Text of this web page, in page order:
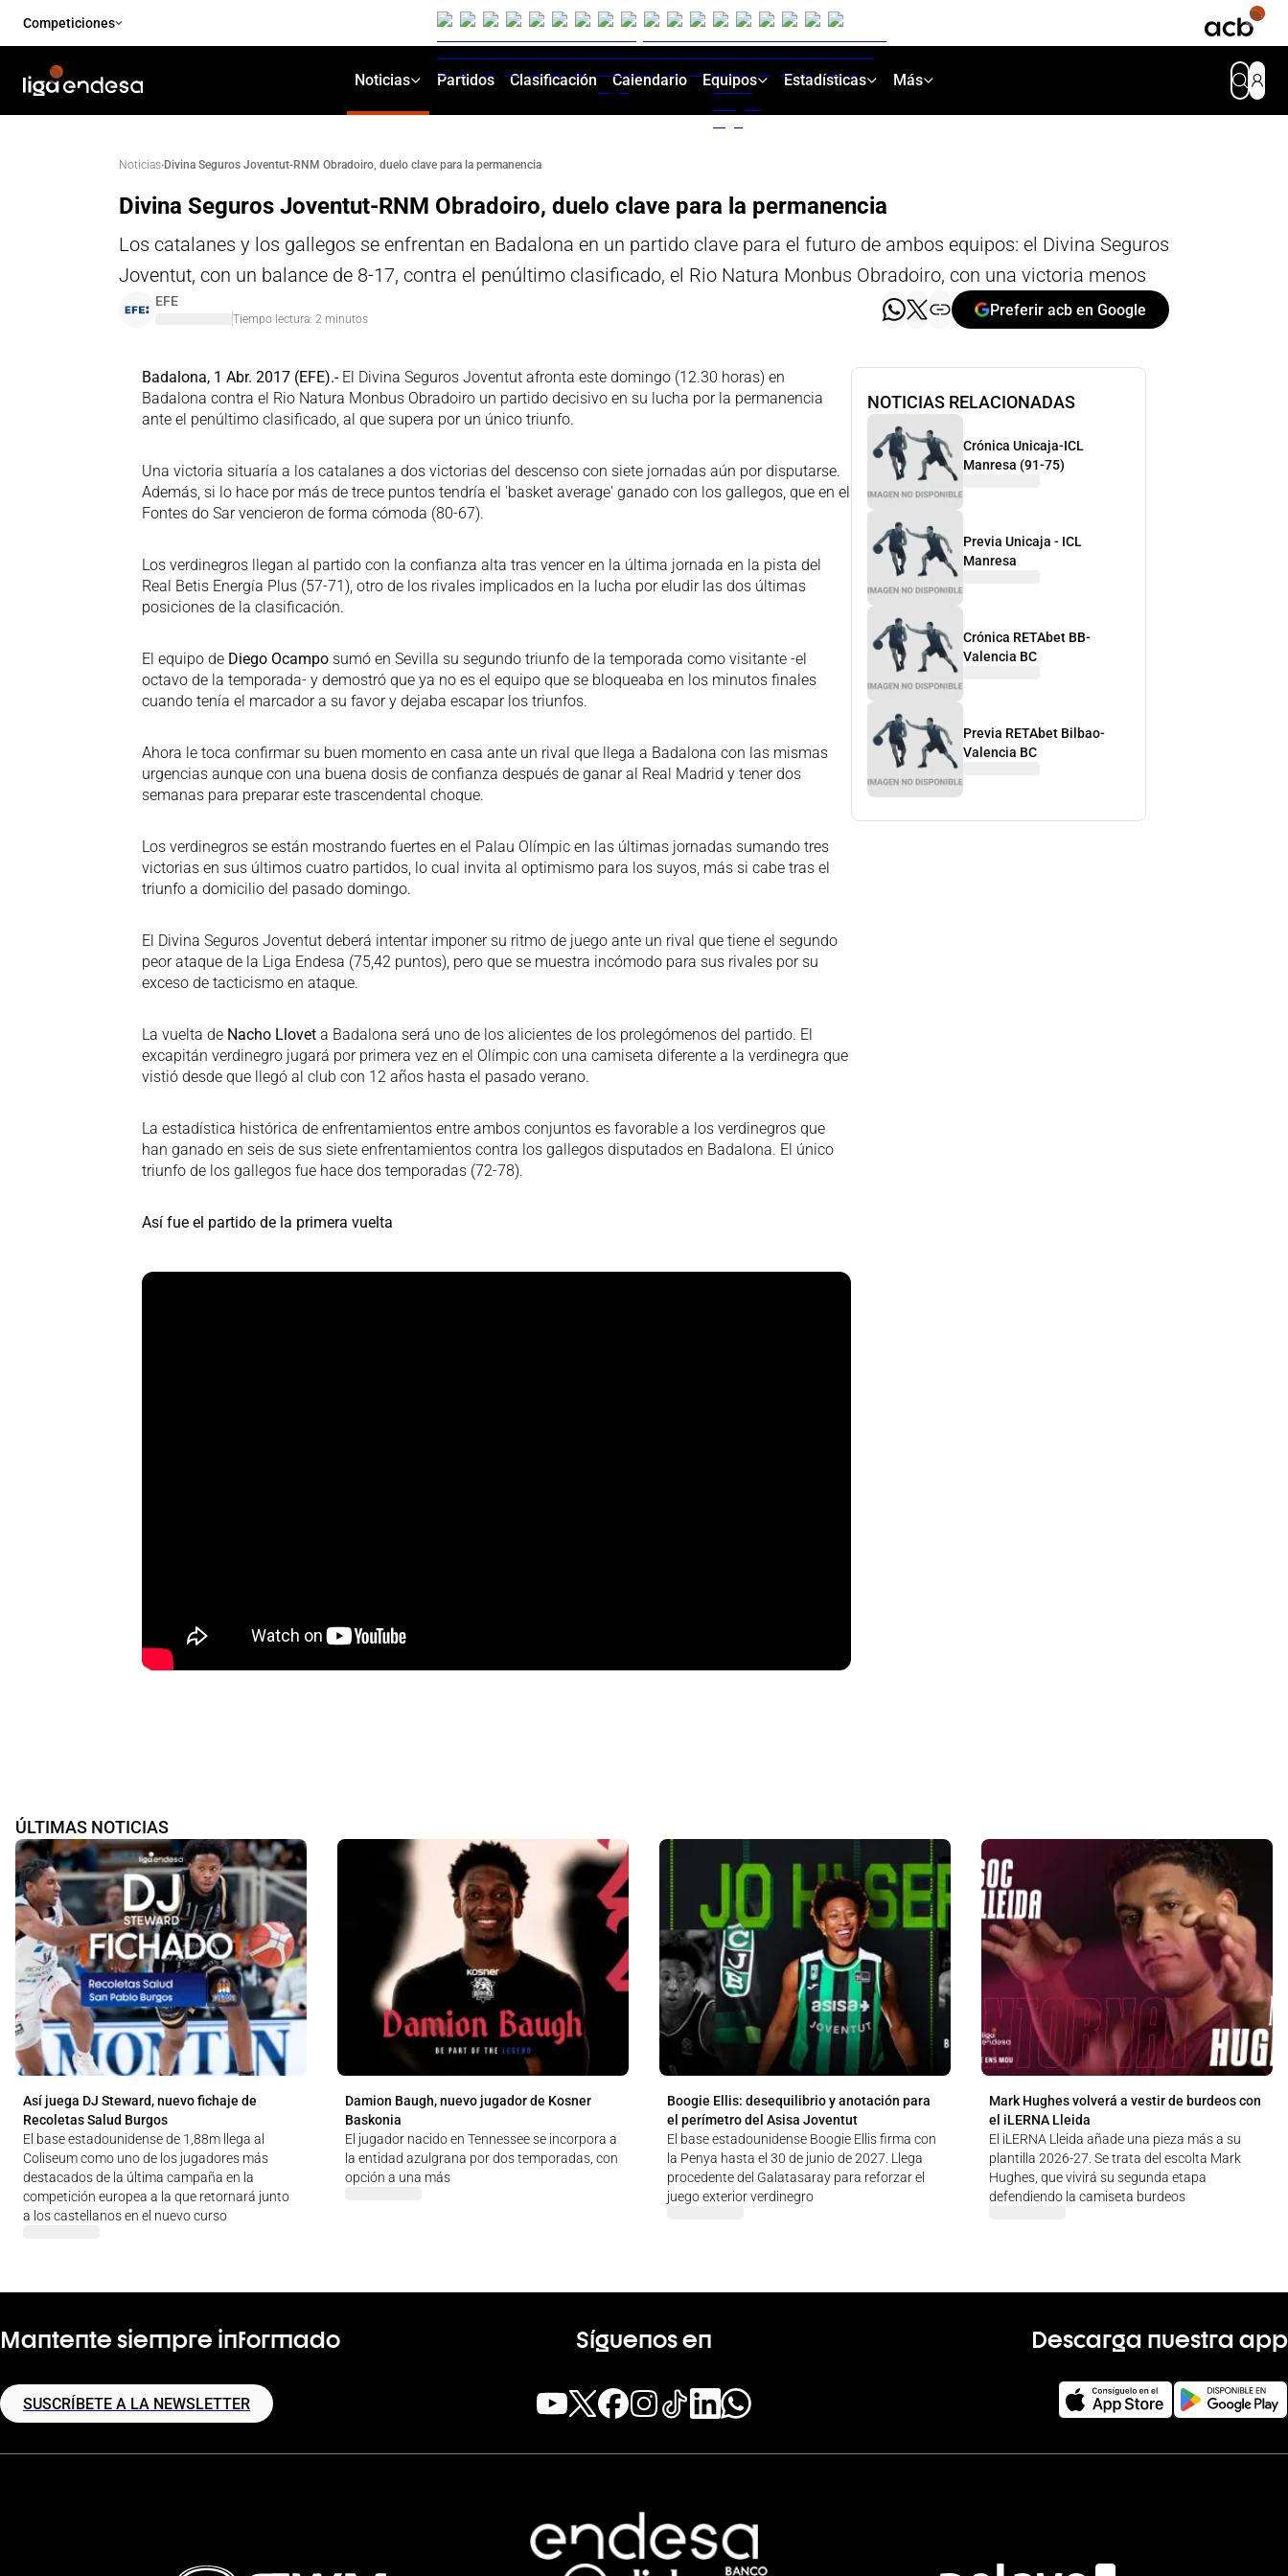
Competiciones
Noticias Partidos Clasificación Calendario Equipos Estadísticas Más
Noticias·Divina Seguros Joventut-RNM Obradoiro, duelo clave para la permanencia
Divina Seguros Joventut-RNM Obradoiro, duelo clave para la permanencia
Los catalanes y los gallegos se enfrentan en Badalona en un partido clave para el futuro de ambos equipos: el Divina Seguros
Joventut, con un balance de 8-17, contra el penúltimo clasificado, el Rio Natura Monbus Obradoiro, con una victoria menos
EFE
Tiempo lectura: 2 minutos
Preferir acb en Google
Badalona, 1 Abr. 2017 (EFE).-El Divina Seguros Joventut afronta este domingo (12.30 horas) en
Badalona contra el Rio Natura Monbus Obradoiro un partido decisivo en su lucha por la permanencia
ante el penúltimo clasificado, al que supera por un único triunfo.
Una victoria situaría a los catalanes a dos victorias del descenso con siete jornadas aún por disputarse.
Además, si lo hace por más de trece puntos tendría el 'basket average' ganado con los gallegos, que en el
Fontes do Sar vencieron de forma cómoda (80-67).
Los verdinegros llegan al partido con la confianza alta tras vencer en la última jornada en la pista del
Real Betis Energía Plus (57-71), otro de los rivales implicados en la lucha por eludir las dos últimas
posiciones de la clasificación.
El equipo de Diego Ocampo sumó en Sevilla su segundo triunfo de la temporada como visitante -el
octavo de la temporada- y demostró que ya no es el equipo que se bloqueaba en los minutos finales
cuando tenía el marcador a su favor y dejaba escapar los triunfos.
Ahora le toca confirmar su buen momento en casa ante un rival que llega a Badalona con las mismas
urgencias aunque con una buena dosis de confianza después de ganar al Real Madrid y tener dos
semanas para preparar este trascendental choque.
Los verdinegros se están mostrando fuertes en el Palau Olímpic en las últimas jornadas sumando tres
victorias en sus últimos cuatro partidos, lo cual invita al optimismo para los suyos, más si cabe tras el
triunfo a domicilio del pasado domingo.
El Divina Seguros Joventut deberá intentar imponer su ritmo de juego ante un rival que tiene el segundo
peor ataque de la Liga Endesa (75,42 puntos), pero que se muestra incómodo para sus rivales por su
exceso de tacticismo en ataque.
La vuelta de Nacho Llovet a Badalona será uno de los alicientes de los prolegómenos del partido. El
excapitán verdinegro jugará por primera vez en el Olímpic con una camiseta diferente a la verdinegra que
vistió desde que llegó al club con 12 años hasta el pasado verano.
La estadística histórica de enfrentamientos entre ambos conjuntos es favorable a los verdinegros que
han ganado en seis de sus siete enfrentamientos contra los gallegos disputados en Badalona. El único
triunfo de los gallegos fue hace dos temporadas (72-78).
Así fue el partido de la primera vuelta
NOTICIAS RELACIONADAS
Crónica Unicaja-ICL
Manresa (91-75)
Previa Unicaja - ICL
Manresa
Crónica RETAbet BB-
Valencia BC
Previa RETAbet Bilbao-
Valencia BC
ÚLTIMAS NOTICIAS
Así juega DJ Steward, nuevo fichaje de
Recoletas Salud Burgos
El base estadounidense de 1,88m llega al
Coliseum como uno de los jugadores más
destacados de la última campaña en la
competición europea a la que retornará junto
a los castellanos en el nuevo curso
Damion Baugh, nuevo jugador de Kosner
Baskonia
El jugador nacido en Tennessee se incorpora a
la entidad azulgrana por dos temporadas, con
opción a una más
Boogie Ellis: desequilibrio y anotación para
el perímetro del Asisa Joventut
El base estadounidense Boogie Ellis firma con
la Penya hasta el 30 de junio de 2027. Llega
procedente del Galatasaray para reforzar el
juego exterior verdinegro
Mark Hughes volverá a vestir de burdeos con
el iLERNA Lleida
El iLERNA Lleida añade una pieza más a su
plantilla 2026-27. Se trata del escolta Mark
Hughes, que vivirá su segunda etapa
defendiendo la camiseta burdeos
Mantente siempre informado
SUSCRÍBETE A LA NEWSLETTER
Síguenos en Descarga nuestra app